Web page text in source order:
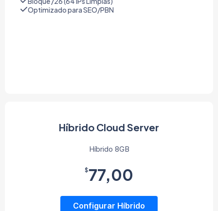
Optimizado para SEO/PBN
Híbrido Cloud Server
Híbrido 8GB
$77,00
Configurar Híbrido